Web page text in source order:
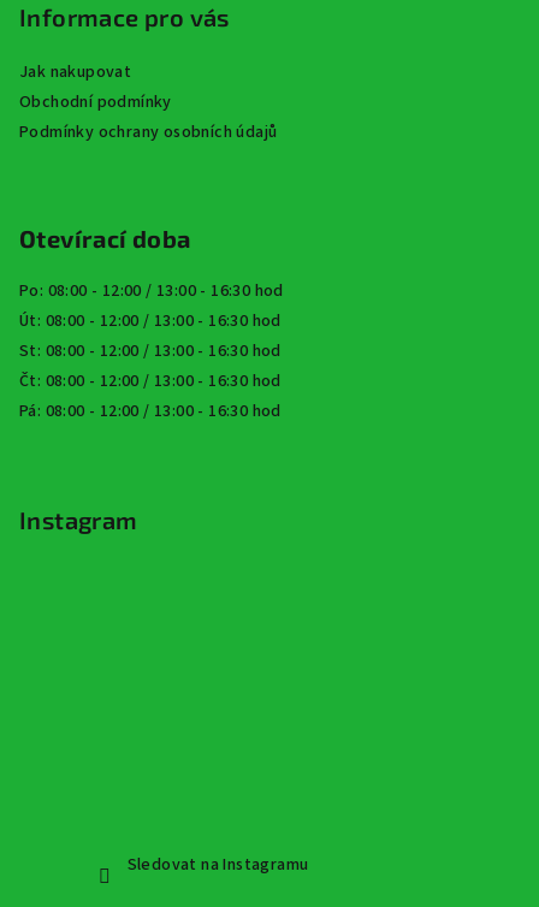
Informace pro vás
Jak nakupovat
Obchodní podmínky
Podmínky ochrany osobních údajů
Otevírací doba
Po: 08:00 - 12:00 / 13:00 - 16:30 hod
Út: 08:00 - 12:00 / 13:00 - 16:30 hod
St: 08:00 - 12:00 / 13:00 - 16:30 hod
Čt: 08:00 - 12:00 / 13:00 - 16:30 hod
Pá: 08:00 - 12:00 / 13:00 - 16:30 hod
Instagram
Sledovat na Instagramu